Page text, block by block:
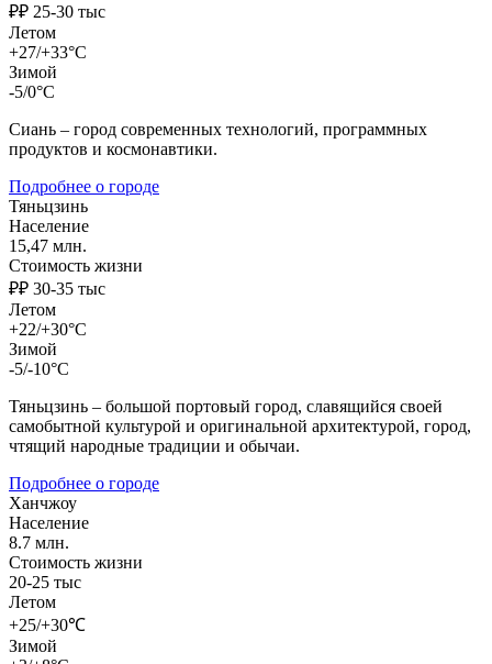
₽₽ 25-30 тыс
Летом
+27/+33°C
Зимой
-5/0°C
Сиань – город современных технологий, программных
продуктов и космонавтики.
Подробнее о городе
Тяньцзинь
Население
15,47 млн.
Стоимость жизни
₽₽ 30-35 тыс
Летом
+22/+30°C
Зимой
-5/-10°C
Тяньцзинь – большой портовый город, славящийся своей
самобытной культурой и оригинальной архитектурой, город,
чтящий народные традиции и обычаи.
Подробнее о городе
Ханчжоу
Население
8.7 млн.
Стоимость жизни
20-25 тыс
Летом
+25/+30℃
Зимой